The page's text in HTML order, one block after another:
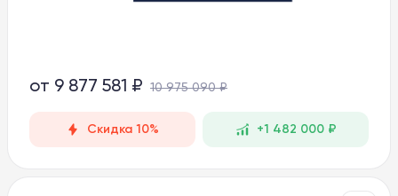
от 9 877 581 ₽ 10 975 090 ₽
Скидка 10% +1 482 000 ₽